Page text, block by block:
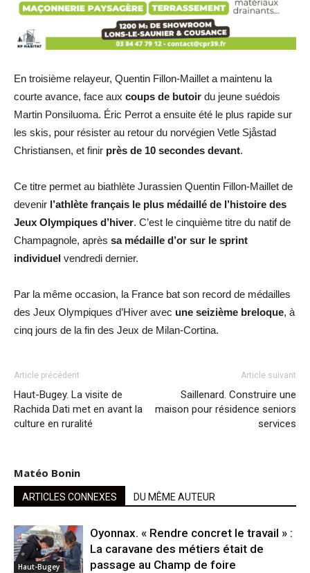
En troisième relayeur, Quentin Fillon-Maillet a maintenu la
courte avance, face aux coups de butoir du jeune suédois
Martin Ponsiluoma. Éric Perrot a ensuite été le plus rapide sur
les skis, pour résister au retour du norvégien Vetle Sjåstad
Christiansen, et finir près de 10 secondes devant.
Ce titre permet au biathlète Jurassien Quentin Fillon-Maillet de
devenir l’athlète français le plus médaillé de l’histoire des
Jeux Olympiques d’hiver. C’est le cinquième titre du natif de
Champagnole, après sa médaille d’or sur le sprint
individuel vendredi dernier.
Par la même occasion, la France bat son record de médailles
des Jeux Olympiques d’Hiver avec une seizième breloque, à
cinq jours de la fin des Jeux de Milan-Cortina.
Article précédent
Haut-Bugey. La visite de
Rachida Dati met en avant la
culture en ruralité
Article suivant
Saillenard. Construire une
maison pour résidence seniors
services
Matéo Bonin
ARTICLES CONNEXES DU MÊME AUTEUR
Haut-Bugey
Oyonnax. « Rendre concret le travail » :
La caravane des métiers était de
passage au Champ de foire